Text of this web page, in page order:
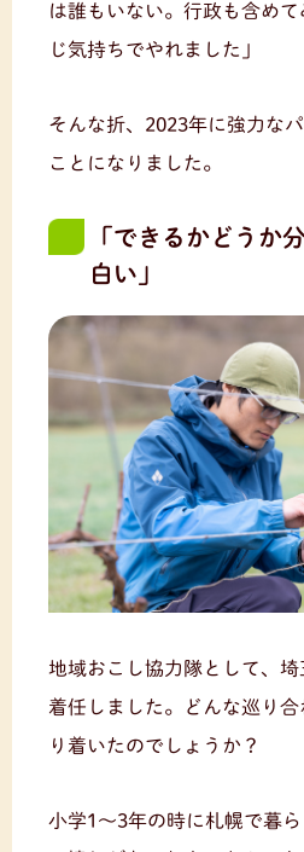
は誰もいない。行政も含め
じ気持ちでやれました」
そんな折、2023年に強力な
ことになりました。
「できるかどうか
白い」
地域おこし協力隊として、
着任しました。どんな巡り
り着いたのでしょうか？
小学1～3年の時に札幌で暮